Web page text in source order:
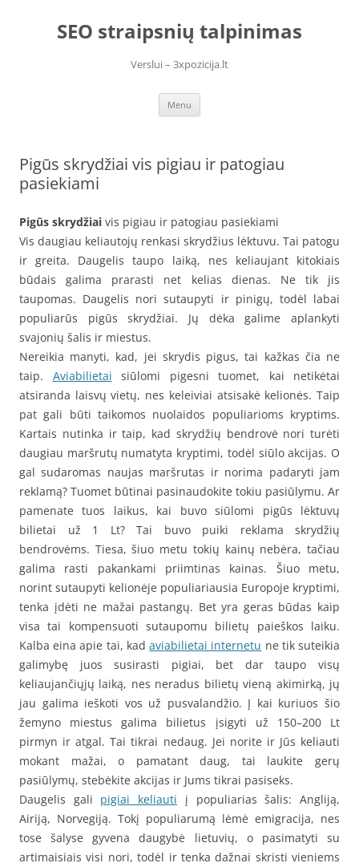
contentSEO straipsnių talpinimas
Verslui – 3xpozicija.lt
Menu
Pigūs skrydžiai vis pigiau ir patogiau
pasiekiami
Pigūs skrydžiai vis pigiau ir patogiau pasiekiami
Vis daugiau keliautojų renkasi skrydžius lėktuvu. Tai patogu
ir greita. Daugelis taupo laiką, nes keliaujant kitokiais
būdais galima prarasti net kelias dienas. Ne tik jis
taupomas. Daugelis nori sutaupyti ir pinigų, todėl labai
populiarūs pigūs skrydžiai. Jų dėka galime aplankyti
svajonių šalis ir miestus.
Nereikia manyti, kad, jei skrydis pigus, tai kažkas čia ne
taip. Aviabilietai siūlomi pigesni tuomet, kai netikėtai
atsiranda laisvų vietų, nes keleiviai atsisakė kelionės. Taip
pat gali būti taikomos nuolaidos populiarioms kryptims.
Kartais nutinka ir taip, kad skrydžių bendrovė nori turėti
daugiau maršrutų numatyta kryptimi, todėl siūlo akcijas. O
gal sudaromas naujas maršrutas ir norima padaryti jam
reklamą? Tuomet būtinai pasinaudokite tokiu pasiūlymu. Ar
pamenate tuos laikus, kai buvo siūlomi pigūs lėktuvų
bilietai už 1 Lt? Tai buvo puiki reklama skrydžių
bendrovėms. Tiesa, šiuo metu tokių kainų nebėra, tačiau
galima rasti pakankami priimtinas kainas. Šiuo metu,
norint sutaupyti kelionėje populiariausia Europoje kryptimi,
tenka įdėti ne mažai pastangų. Bet yra geras būdas kaip
visa tai kompensuoti sutaupomu bilietų paieškos laiku.
Kalba eina apie tai, kadaviabilietai internetu ne tik suteikia
galimybę juos susirasti pigiai, bet dar taupo visų
keliaujančiųjų laiką, nes neradus bilietų vieną akimirką, jų
jau galima ieškoti vos už pusvalandžio. Į kai kuriuos šio
žemyno miestus galima bilietus įsigyti už 150–200 Lt
pirmyn ir atgal. Tai tikrai nedaug. Jei norite ir Jūs keliauti
mokant mažai, o pamatant daug, tai laukite gerų
pasiūlymų, stebėkite akcijas ir Jums tikrai pasiseks.
Daugelis gali pigiai keliauti į populiarias šalis: Angliją,
Airiją, Norvegiją. Tokį populiarumą lėmė emigracija, nes
tose šalyse gyvena daugybė lietuvių, o pasimatyti su
artimaisiais visi nori, todėl ir tenka dažnai skristi vieniems